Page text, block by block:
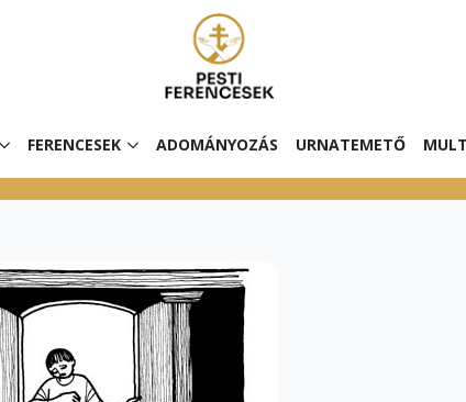
FERENCESEK ADOMÁNYOZÁS URNATEMETŐ